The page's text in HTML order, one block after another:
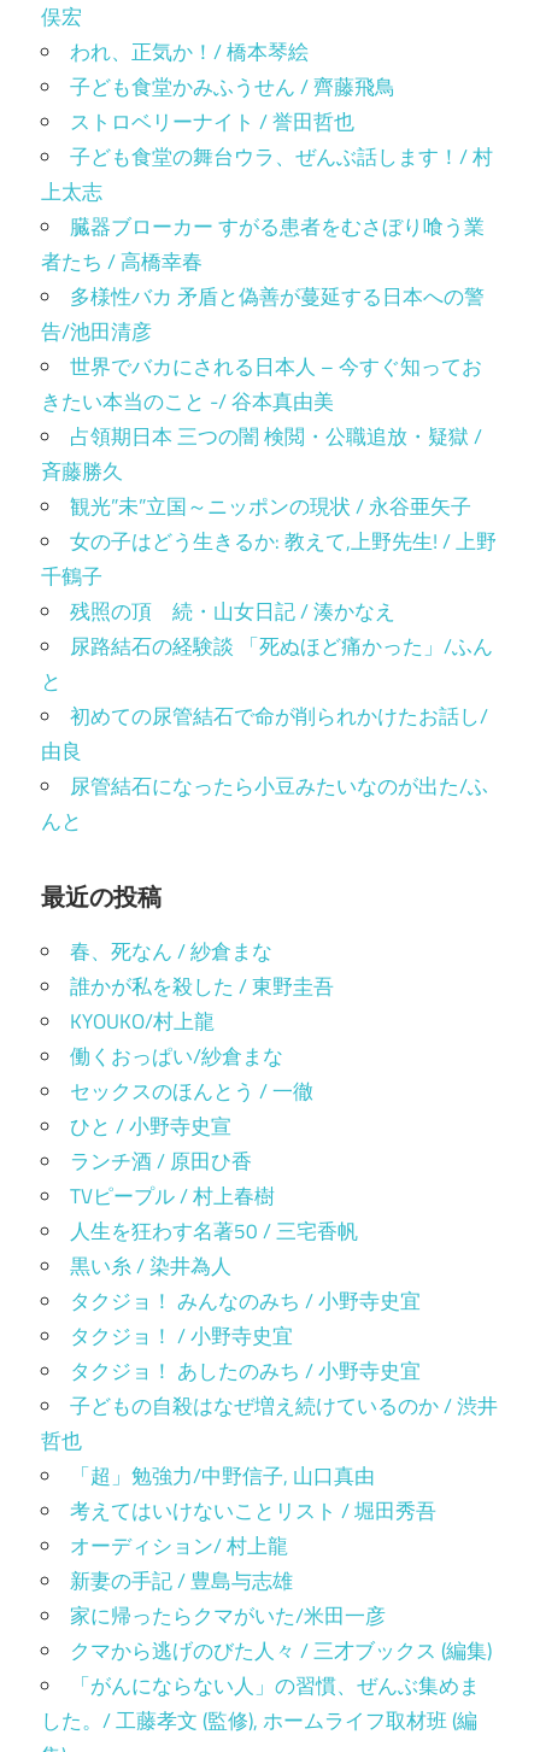
俣宏
われ、正気か！/ 橋本琴絵
子ども食堂かみふうせん / 齊藤飛鳥
ストロベリーナイト / 誉田哲也
子ども食堂の舞台ウラ、ぜんぶ話します！/ 村
上太志
臓器ブローカー すがる患者をむさぼり喰う業
者たち / 高橋幸春
多様性バカ 矛盾と偽善が蔓延する日本への警
告/池田清彦
世界でバカにされる日本人 – 今すぐ知ってお
きたい本当のこと -/ 谷本真由美
占領期日本 三つの闇 検閲・公職追放・疑獄 /
斉藤勝久
観光”未”立国～ニッポンの現状 / 永谷亜矢子
女の子はどう生きるか: 教えて,上野先生! / 上野
千鶴子
残照の頂 続・山女日記 / 湊かなえ
尿路結石の経験談 「死ぬほど痛かった」/ふん
と
初めての尿管結石で命が削られかけたお話し/
由良
尿管結石になったら小豆みたいなのが出た/ふ
んと
最近の投稿
春、死なん / 紗倉まな
誰かが私を殺した / 東野圭吾
KYOUKO/村上龍
働くおっぱい/紗倉まな
セックスのほんとう / 一徹
ひと / 小野寺史宣
ランチ酒 / 原田ひ香
TVピープル / 村上春樹
人生を狂わす名著50 / 三宅香帆
黒い糸 / 染井為人
タクジョ！ みんなのみち / 小野寺史宜
タクジョ！ / 小野寺史宜
タクジョ！ あしたのみち / 小野寺史宜
子どもの自殺はなぜ増え続けているのか / 渋井
哲也
「超」勉強力/中野信子, 山口真由
考えてはいけないことリスト / 堀田秀吾
オーディション/ 村上龍
新妻の手記 / 豊島与志雄
家に帰ったらクマがいた/米田一彦
クマから逃げのびた人々 / 三才ブックス (編集)
「がんにならない人」の習慣、ぜんぶ集めま
した。/ 工藤孝文 (監修), ホームライフ取材班 (編